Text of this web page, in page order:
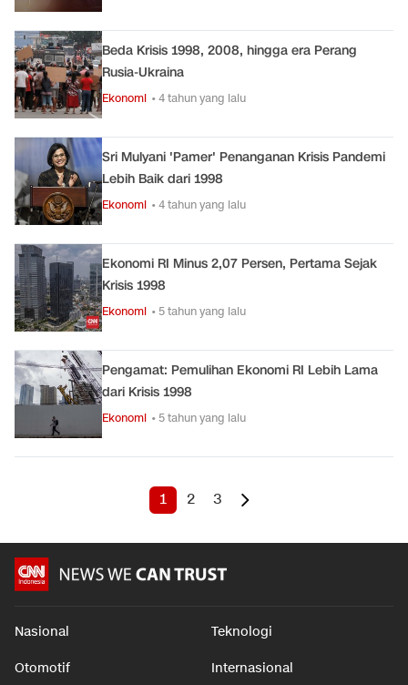
Beda Krisis 1998, 2008, hingga era Perang
Rusia-Ukraina
Ekonomi • 4 tahun yang lalu
Sri Mulyani 'Pamer' Penanganan Krisis Pandemi
Lebih Baik dari 1998
Ekonomi • 4 tahun yang lalu
Ekonomi RI Minus 2,07 Persen, Pertama Sejak
Krisis 1998
Ekonomi • 5 tahun yang lalu
Pengamat: Pemulihan Ekonomi RI Lebih Lama
dari Krisis 1998
Ekonomi • 5 tahun yang lalu
1 2 3
Nasional Teknologi
Otomotif Internasional